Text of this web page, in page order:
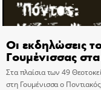
Οι εκδηλώσεις
Γουμένισσας
Στα πλαίσια των 49
στη Γουμένισσα ο